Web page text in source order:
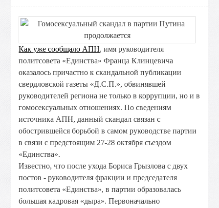
Как уже сообщало АПН, имя руководителя
политсовета «Единства» Франца Клинцевича
оказалось причастно к скандальной публикации
свердловской газеты «Д.С.П.», обвинявшей
руководителей региона не только в коррупции, но и в
гомосексуальных отношениях. По сведениям
источника АПН, данный скандал связан с
обострившейся борьбой в самом руководстве партии
в связи с предстоящим 27-28 октября съездом
«Единства».
Известно, что после ухода Бориса Грызлова с двух
постов - руководителя фракции и председателя
политсовета «Единства», в партии образовалась
большая кадровая «дыра». Первоначально